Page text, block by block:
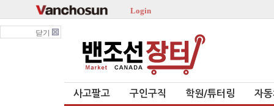
Login
닫기
사고팔고 구인구직 학원/튜터링 자